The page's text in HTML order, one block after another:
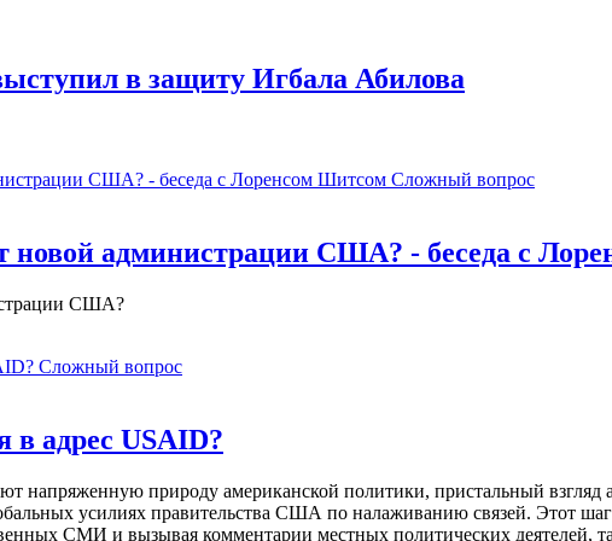
в защиту Игбала Абилова
Сложный вопрос
новой администрации США? - беседа с
США?
Сложный вопрос
в адрес USAID?
напряженную природу американской политики, пристальный
усилиях правительства США по налаживанию связей. Этот
СМИ и вызывая комментарии местных политических деятелей,